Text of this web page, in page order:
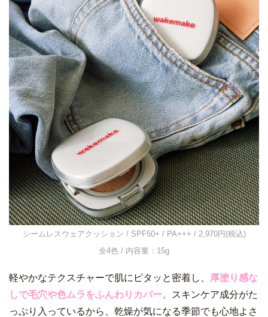
シームレスウェアクッション / SPF50+ / PA+++ / 2,970円(税込)
全4色 / 内容量：15g
軽やかなテクスチャーで肌にピタッと密着し、
厚塗り感な
しで毛穴や色ムラをふんわりカバー。
スキンケア成分がた
っぷり入っているから、乾燥が気になる季節でも心地よさ